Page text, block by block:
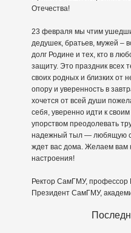
Отечества!
23 февраля мы чтим
дедушек, братьев, мужей –
долг Родине и тех, кто в
защиту. Это праздник всех
своих родных и близких от
опору и уверенность в
хочется от всей души
себя, уверенно идти к
упорством преодолевать
надежный тыл — любящую
ждет вас дома. Желаем вам
настроения!
Ректор СамГМУ, профессор
Президент СамГМУ,